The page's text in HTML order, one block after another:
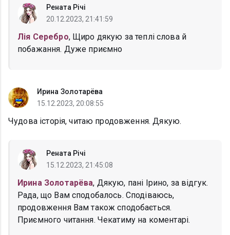
Рената Річі
20.12.2023, 21:41:59
Лія Серебро, Щиро дякую за теплі слова й
побажання. Дуже приємно
Ирина Золотарёва
15.12.2023, 20:08:55
Чудова історія, читаю продовження. Дякую.
Рената Річі
15.12.2023, 21:45:08
Ирина Золотарёва, Дякую, пані Ірино, за відгук.
Рада, що Вам сподобалось. Сподіваюсь,
продовження Вам також сподобається.
Приємного читання. Чекатиму на коментарі.